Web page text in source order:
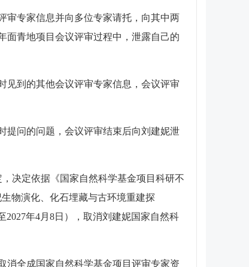
专家信息并向多位专家请托，向其中两
面青地项目会议评审过程中，泄露自己的
到的其他会议评审专家信息，会议评审
问的问题，会议评审结束后向刘建妮泄
决定依据《国家自然科学基金项目科研不
物演化、化石埋藏与古环境重建探
2027年4月8日），取消刘建妮国家自然科
全成国家自然科学基金项目评审专家资